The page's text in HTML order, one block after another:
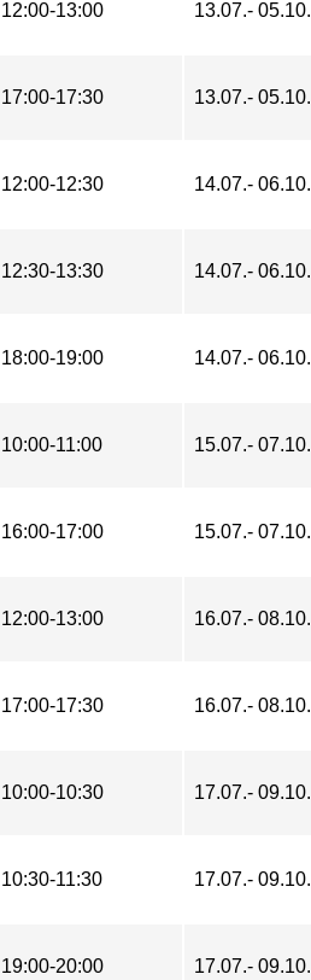
12:00-13:00 13.07.- 05.10.
17:00-17:30 13.07.- 05.10.
12:00-12:30 14.07.- 06.10.
12:30-13:30 14.07.- 06.10.
18:00-19:00 14.07.- 06.10.
10:00-11:00 15.07.- 07.10.
16:00-17:00 15.07.- 07.10.
12:00-13:00 16.07.- 08.10.
17:00-17:30 16.07.- 08.10.
10:00-10:30 17.07.- 09.10.
10:30-11:30 17.07.- 09.10.
19:00-20:00 17.07.- 09.10.